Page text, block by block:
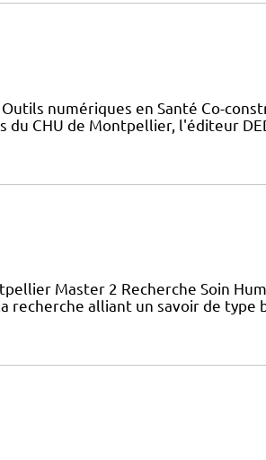
numériques en Santé Co-
CHU de Montpellier, l'éditeur
Master 2 Recherche Soin
recherche alliant un savoir de type